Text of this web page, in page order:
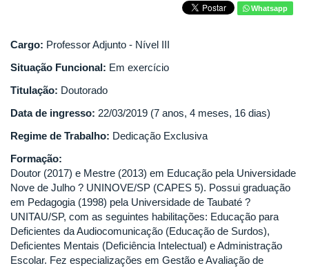
Whatsapp
Cargo: Professor Adjunto - Nível III
Situação Funcional: Em exercício
Titulação: Doutorado
Data de ingresso: 22/03/2019 (7 anos, 4 meses, 16 dias)
Regime de Trabalho: Dedicação Exclusiva
Formação:
Doutor (2017) e Mestre (2013) em Educação pela Universidade
Nove de Julho ? UNINOVE/SP (CAPES 5). Possui graduação
em Pedagogia (1998) pela Universidade de Taubaté ?
UNITAU/SP, com as seguintes habilitações: Educação para
Deficientes da Audiocomunicação (Educação de Surdos),
Deficientes Mentais (Deficiência Intelectual) e Administração
Escolar. Fez especializações em Gestão e Avaliação de